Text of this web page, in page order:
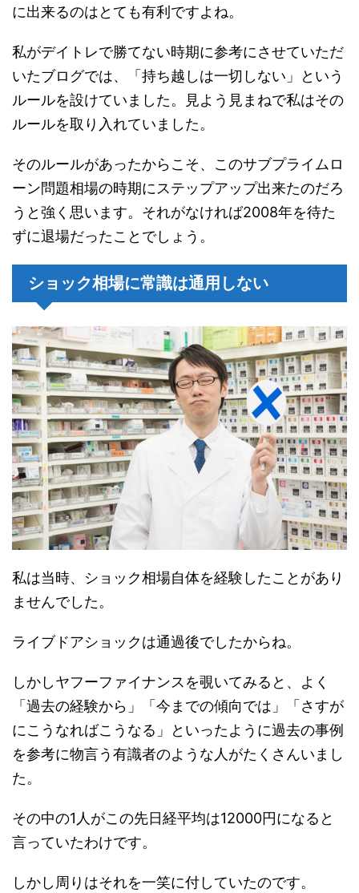
に出来るのはとても有利ですよね。
私がデイトレで勝てない時期に参考にさせていただ
いたブログでは、「持ち越しは一切しない」という
ルールを設けていました。見よう見まねで私はその
ルールを取り入れていました。
そのルールがあったからこそ、このサブプライムロ
ーン問題相場の時期にステップアップ出来たのだろ
うと強く思います。それがなければ2008年を待た
ずに退場だったことでしょう。
ショック相場に常識は通用しない
私は当時、ショック相場自体を経験したことがあり
ませんでした。
ライブドアショックは通過後でしたからね。
しかしヤフーファイナンスを覗いてみると、よく
「過去の経験から」「今までの傾向では」「さすが
にこうなればこうなる」といったように過去の事例
を参考に物言う有識者のような人がたくさんいまし
た。
その中の1人がこの先日経平均は12000円になると
言っていたわけです。
しかし周りはそれを一笑に付していたのです。